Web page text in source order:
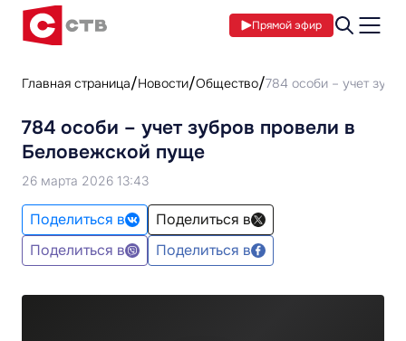
Прямой эфир
Главная страница Новости Общество 784 особи – учет
784 особи – учет зубров провели в
Беловежской пуще
26 марта 2026 13:43
Поделиться в
Поделиться в
Поделиться в
Поделиться в